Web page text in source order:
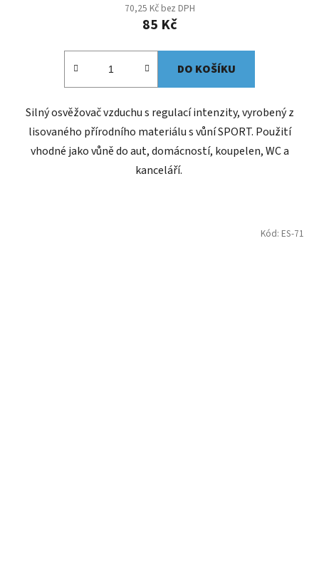
70,25 Kč bez DPH
85 Kč
DO KOŠÍKU
Silný osvěžovač vzduchu s regulací intenzity, vyrobený z
lisovaného přírodního materiálu s vůní SPORT. Použití
vhodné jako vůně do aut, domácností, koupelen, WC a
kanceláří.
Kód: ES-71